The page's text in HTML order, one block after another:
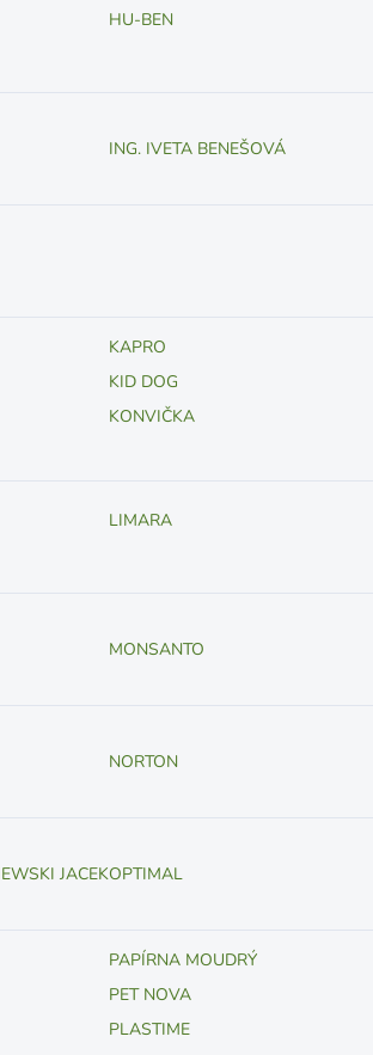
HU-BEN
ING. IVETA BENEŠOVÁ
KAPRO
KID DOG
KONVIČKA
LIMARA
MONSANTO
NORTON
JACEKOPTIMAL
PAPÍRNA MOUDRÝ
PET NOVA
PLASTIME